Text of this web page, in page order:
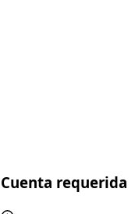
Cuenta requerida